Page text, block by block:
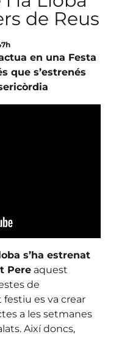
de Reus
en una Festa
que s’estrenés
s’ha estrenat
Pere aquest
de
es va crear
a les setmanes
Així doncs,